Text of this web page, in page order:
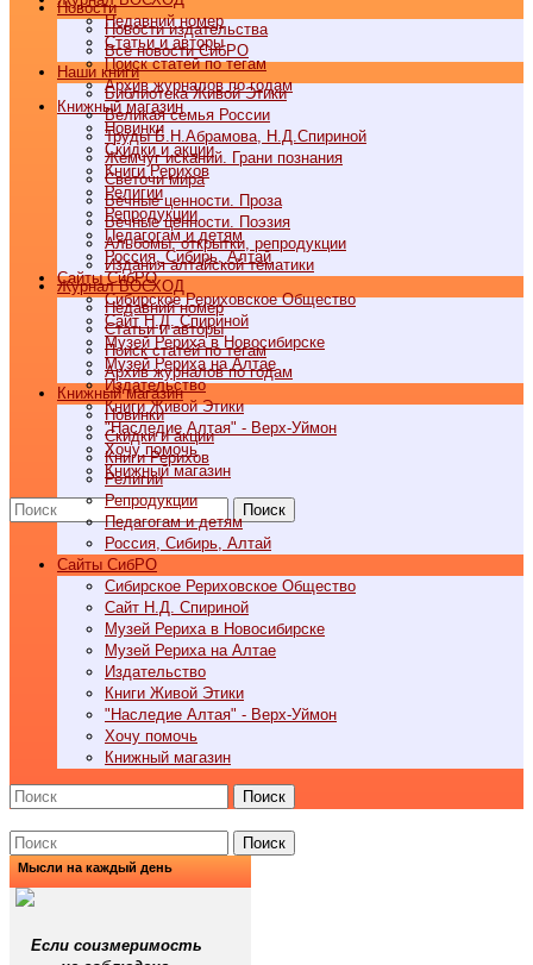
Недавний номер
Статьи и авторы
Поиск статей по тегам
Архив журналов по годам
Книжный магазин
Новинки
Скидки и акции
Книги Рерихов
Религии
Репродукции
Педагогам и детям
Россия, Сибирь, Алтай
Cайты СибРО
Сибирское Рериховское Общество
Сайт Н.Д. Спириной
Музей Рериха в Новосибирске
Музей Рериха на Алтае
Издательство
Книги Живой Этики
"Наследие Алтая" - Верх-Уймон
Хочу помочь
Книжный магазин
Поиск
Новости
Новости издательства
Все новости СибРО
Наши книги
Библиотека Живой Этики
Великая семья России
Труды Б.Н.Абрамова, Н.Д.Спириной
Жемчуг исканий. Грани познания
Светочи мира
Вечные ценности. Проза
Вечные ценности. Поэзия
Альбомы, открытки, репродукции
Издания алтайской тематики
Журнал ВОСХОД
Недавний номер
Статьи и авторы
Поиск статей по тегам
Архив журналов по годам
Книжный магазин
Новинки
Скидки и акции
Книги Рерихов
Религии
Репродукции
Педагогам и детям
Россия, Сибирь, Алтай
Cайты СибРО
Сибирское Рериховское Общество
Сайт Н.Д. Спириной
Музей Рериха в Новосибирске
Музей Рериха на Алтае
Издательство
Книги Живой Этики
"Наследие Алтая" - Верх-Уймон
Хочу помочь
Книжный магазин
Поиск
Поиск
Мысли на каждый день
Если соизмеримость